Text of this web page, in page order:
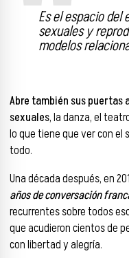
Es el espacio del
sexuales y
modelos
Abre también sus puertas
sexuales, la danza, el
lo que tiene que ver con el
todo.
Una década después, en
años de conversación
recurrentes sobre todos
que acudieron cientos de
con libertad y alegría.